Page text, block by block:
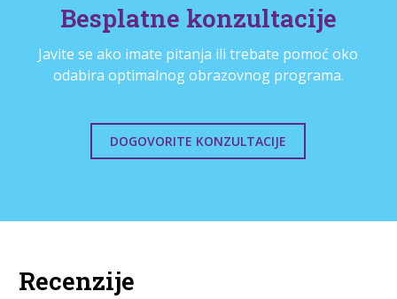
Besplatne konzultacije
Javite se ako imate pitanja ili trebate pomoć oko
odabira optimalnog obrazovnog programa.
DOGOVORITE KONZULTACIJE
Recenzije